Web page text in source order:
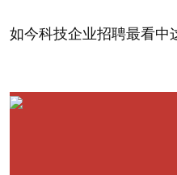
Research Center LLC）
师亚历克斯•拜伦称，2011
如今科技企业招聘最看中